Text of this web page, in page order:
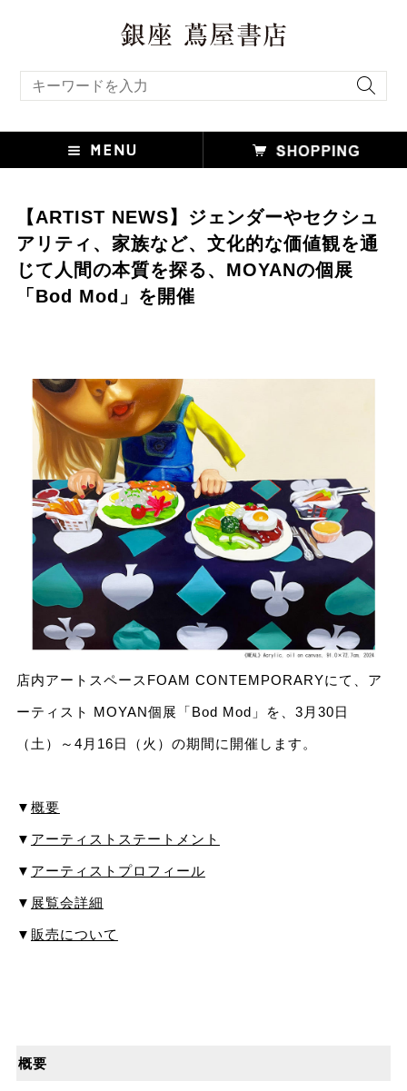
【ARTIST NEWS】ジェンダーやセクシュ
アリティ、家族など、文化的な価値観を通
じて人間の本質を探る、MOYANの個展
「Bod Mod」を開催
店内アートスペースFOAM CONTEMPORARYにて、ア
ーティスト MOYAN個展「Bod Mod」を、3月30日
（土）～4月16日（火）の期間に開催します。
▼ 概要
▼ アーティストステートメント
▼ アーティストプロフィール
▼ 展覧会詳細
▼ 販売について
概要